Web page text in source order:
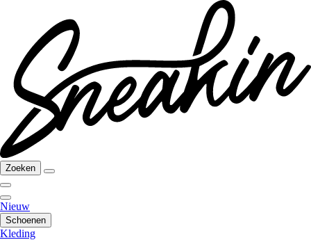
Zoeken
Nieuw
Schoenen
Kleding